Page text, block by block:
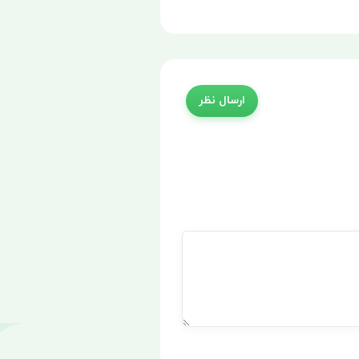
ارسال نظر